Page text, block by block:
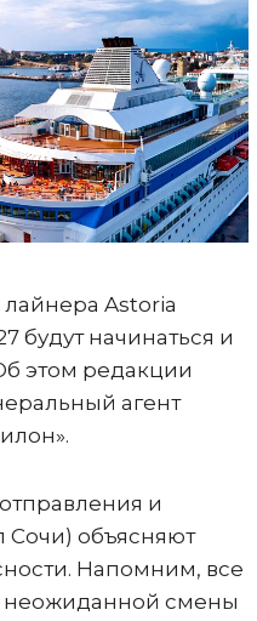
Astoria
будут начинаться и
этом редакции
агент
и
Сочи) объясняют
Напомним, все
неожиданной смены